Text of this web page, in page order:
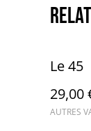
Le 45
29,00
AUTRES